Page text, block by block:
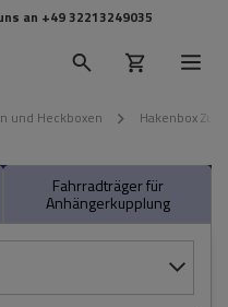
an +49 32213249035
und Heckboxen Hakenbox
Fahrradträger für
Anhängerkupplung